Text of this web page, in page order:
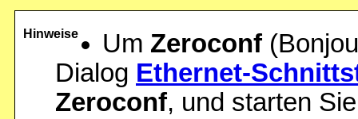
Hinweise Um Zeroconf
Dialog Ethernet-
Zeroconf, und starten